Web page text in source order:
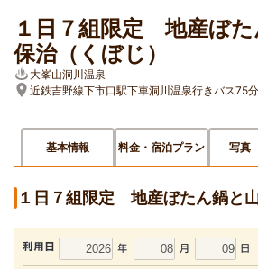
１日７組限定 地産ぼ
保治（くぼじ）
大峯山洞川温泉
近鉄吉野線下市口駅下車洞川温泉行きバス75
基本情報 料金・宿泊プラン 写真
１日７組限定 地産ぼたん鍋と